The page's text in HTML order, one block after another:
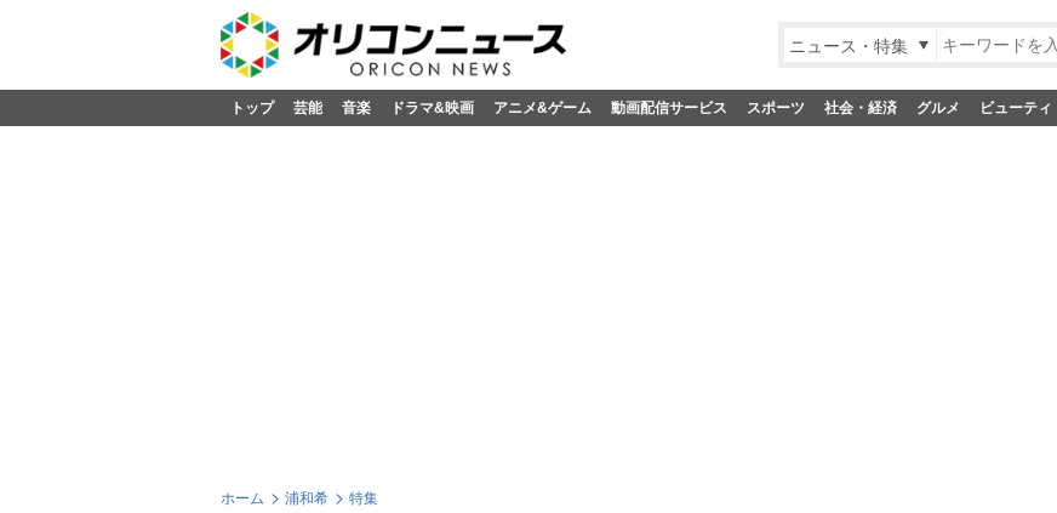
ニュース・特集
トップ 芸能 音楽 ドラマ&映画 アニメ&ゲーム 動画配信サービス スポーツ 社会・経済 グルメ ビューティ
ホーム 浦和希 特集